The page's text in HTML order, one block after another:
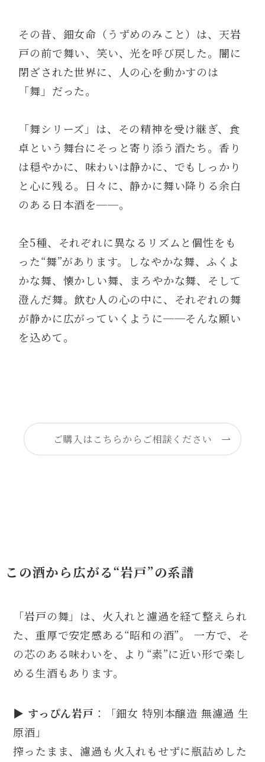
その昔、鈿女命（うずめのみこと）は、天岩
戸の前で舞い、笑い、光を呼び戻した。闇に
閉ざされた世界に、人の心を動かすのは
「舞」だった。
「舞シリーズ」は、その精神を受け継ぎ、食
卓という舞台にそっと寄り添う酒たち。香り
は穏やかに、味わいは静かに、でもしっかり
と心に残る。日々に、静かに舞い降りる余白
のある日本酒を──。
全5種、それぞれに異なるリズムと個性をも
った“舞”があります。しなやかな舞、ふくよ
かな舞、懐かしい舞、まろやかな舞、そして
澄んだ舞。飲む人の心の中に、それぞれの舞
が静かに広がっていくように──そんな願い
を込めて。
ご購入はこちらからご相談ください
この酒から広がる“岩戸”の系譜
「岩戸の舞」は、火入れと濾過を経て整えられ
た、重厚で安定感ある“昭和の酒”。 一方で、そ
の芯のある味わいを、より“素”に近い形で楽し
める生酒もあります。
▶ すっぴん岩戸 ：「鈿女 特別本醸造 無濾過 生
原酒」
搾ったまま、濾過も火入れもせずに瓶詰めした